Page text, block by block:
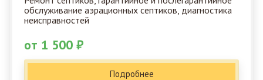
обслуживание аэрационных септиков, диагностика
неисправностей
от 1 500 ₽
Подробнее